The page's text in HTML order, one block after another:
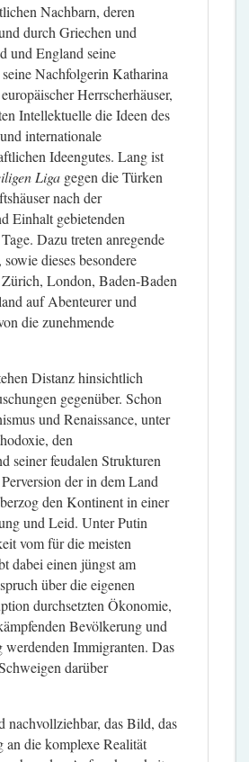
Nachbarn, deren
durch Griechen und
und England seine
Nachfolgerin Katharina
Herrscherhäuser,
Intellektuelle die Ideen des
internationale
Ideengutes. Lang ist
Ligagegen die Türken
nach der
Einhalt gebietenden
Dazu treten anregende
dieses besondere
London, Baden-Baden
auf Abenteurer und
die zunehmende
Distanz hinsichtlich
gegenüber. Schon
und Renaissance, unter
den
seiner feudalen Strukturen
der in dem Land
den Kontinent in einer
und Leid. Unter Putin
vom für die meisten
dabei einen jüngst am
über die eigenen
durchsetzten Ökonomie,
Bevölkerung und
Immigranten. Das
darüber
das Bild, das
an die komplexe Realität